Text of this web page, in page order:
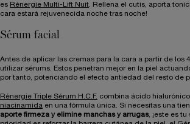
es Rénergie Multi-Lift Nuit. Rellena el cutis, aporta
cara estará rejuvenecida noche tras noche!
Sérum facial
Antes de aplicar las cremas para la cara a partir de los
utilizar sérums. Estos penetran mejor en la piel
por tanto, potenciando el efecto antiedad del resto de
Rénergie Triple Sérum H.C.F. combina ácido
niacinamida en una fórmula única. Si necesitas una
aporte firmeza y elimine manchas y arrugas, ¡este es